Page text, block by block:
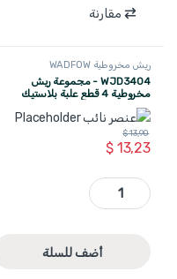
مقارنة
ريش مخروطية WADFOW
WJD3404 - مجموعة ريش
مخروطية 4 قطع علبة بلاستيك
WADFOW
$13,23
$13,90
WJD3404 - مجموعة ريش مخروطية 4 قطع علبة بلاستيك WADFOW quantity
أضف للسلة